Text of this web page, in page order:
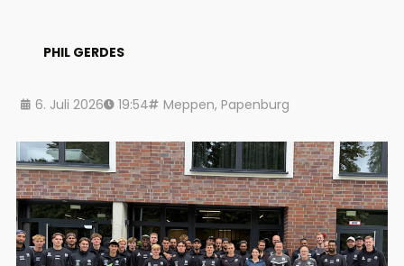
PHIL GERDES
6. Juli 2026 19:54 Meppen, Papenburg